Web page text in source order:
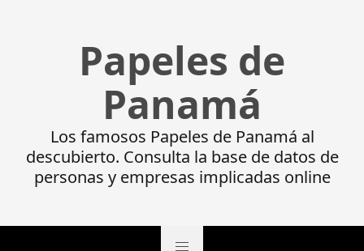
Papeles de
Panamá
Los famosos Papeles de Panamá al
descubierto. Consulta la base de datos de
personas y empresas implicadas online